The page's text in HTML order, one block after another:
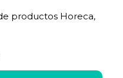
productos Horeca,